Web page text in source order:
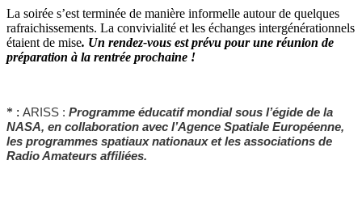
La soirée s’est terminée de manière informelle autour de quelques
rafraichissements. La convivialité et les échanges intergénérationnels
étaient de mise. Un rendez-vous est prévu pour une réunion de
préparation à la rentrée prochaine !
* : ARISS : Programme éducatif mondial sous l’égide de la
NASA, en collaboration avec l’Agence Spatiale Européenne,
les programmes spatiaux nationaux et les associations de
Radio Amateurs affiliées.